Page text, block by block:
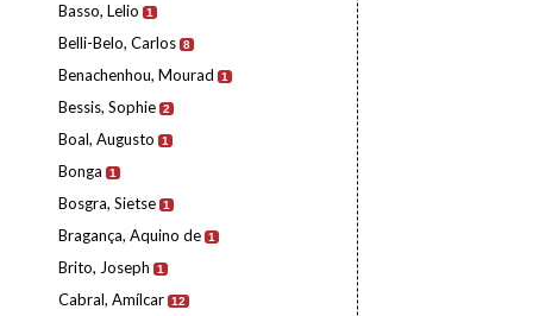
Basso, Lelio 1
Belli-Belo, Carlos 8
Benachenhou, Mourad 1
Bessis, Sophie 2
Boal, Augusto 1
Bonga 1
Bosgra, Sietse 1
Bragança, Aquino de 1
Brito, Joseph 1
Cabral, Amílcar 12